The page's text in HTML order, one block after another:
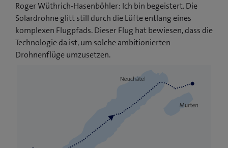
Roger Wüthrich-Hasenböhler: Ich bin begeistert. Die
Solardrohne glitt still durch die Lüfte entlang eines
komplexen Flugpfads. Dieser Flug hat bewiesen, dass die
Technologie da ist, um solche ambitionierten
Drohnenflüge umzusetzen.